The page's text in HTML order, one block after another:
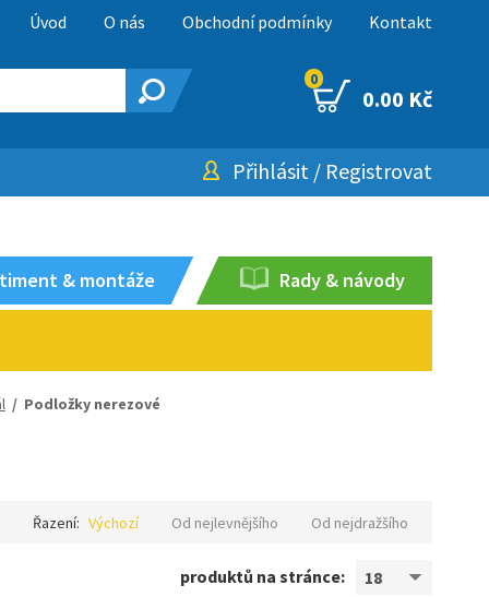
Úvod O nás Obchodní podmínky Kontakt
0
0.00 Kč
Přihlásit / Registrovat
& montáže Rady & návody
/ Podložky nerezové
Řazení: Výchozí Od nejlevnějšího Od nejdražšího
produktů na stránce: 18